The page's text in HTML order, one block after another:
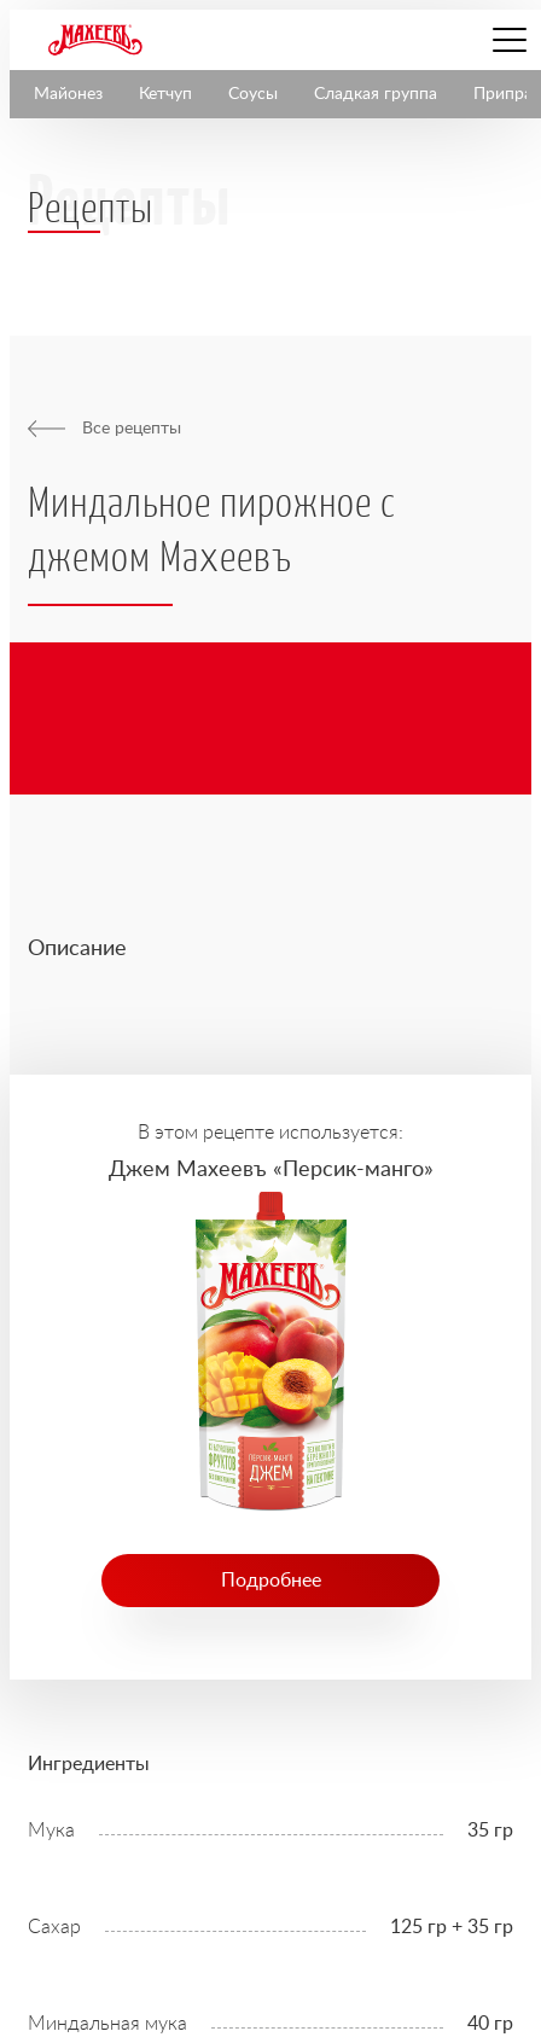
Майонез Кетчуп Соусы Сладкая группа
Рецепты
Все рецепты
Миндальное пирожное с
джемом Махеевъ
Описание
В этом рецепте используется:
Джем Махеевъ «Персик-манго»
Подробнее
Ингредиенты
Мука 35 гр
Сахар 125 гр + 35 гр
Миндальная мука 40 гр